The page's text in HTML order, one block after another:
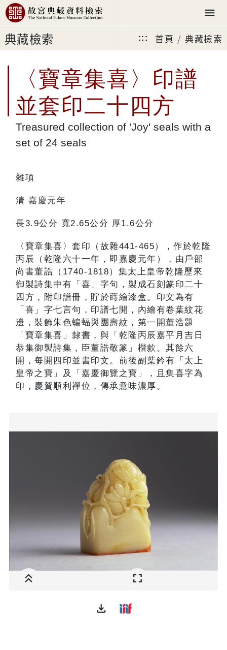
典藏檢索 ::: 首頁 典藏檢索
〈寶章集喜〉印譜
並套印二十四方
Treasured collection of 'Joy' seals with a
set of 24 seals
雜項
清 嘉慶元年
長3.9公分 寬2.65公分 厚1.6公分
〈寶章集喜〉套印（故雜441-465），作於乾隆
丙辰（乾隆六十一年，即嘉慶元年），由戶部
尚書董誥（1740-1818）集太上皇帝乾隆歷來
御製詩集中有「喜」字句，製成石刻篆印二十
四方，附印譜冊，貯於蒔繪漆盒。印文為有
「喜」字七言句，印譜七開，內繪有卷葉紋花
邊，裝飾朱色蝙蝠與團壽紋，第一開董浩題
「寶章集喜」隸書，與「乾隆丙辰嘉平月吉日
恭集御製詩集，臣董誥敬篆」楷款。其餘六
開，每開四印並書印文。前後副葉鈐有「太上
皇帝之寶」及「嘉慶御覽之寶」，且集喜字為
印，慶賀順利禪位，傳承意味濃厚。
file_download